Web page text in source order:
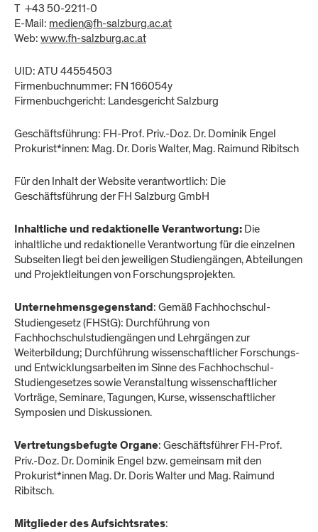
T +43 50-2211-0
E-Mail: medien@fh-salzburg.ac.at
Web:www.fh-salzburg.ac.at
UID: ATU 44554503
Firmenbuchnummer: FN 166054y
Firmenbuchgericht: Landesgericht Salzburg
Geschäftsführung: FH-Prof. Priv.-Doz. Dr. Dominik Engel
Prokurist*innen: Mag. Dr. Doris Walter, Mag. Raimund Ribitsch
Für den Inhalt der Website verantwortlich: Die
Geschäftsführung der FH Salzburg GmbH
Inhaltliche und redaktionelle Verantwortung: Die
inhaltliche und redaktionelle Verantwortung für die einzelnen
Subseiten liegt bei den jeweiligen Studiengängen, Abteilungen
und Projektleitungen von Forschungsprojekten.
Unternehmensgegenstand : Gemäß Fachhochschul-
Studiengesetz (FHStG): Durchführung von
Fachhochschulstudiengängen und Lehrgängen zur
Weiterbildung; Durchführung wissenschaftlicher Forschungs-
und Entwicklungsarbeiten im Sinne des Fachhochschul-
Studiengesetzes sowie Veranstaltung wissenschaftlicher
Vorträge, Seminare, Tagungen, Kurse, wissenschaftlicher
Symposien und Diskussionen.
Vertretungsbefugte Organe: Geschäftsführer FH-Prof.
Priv.-Doz. Dr. Dominik Engel bzw. gemeinsam mit den
Prokurist*innen Mag. Dr. Doris Walter und Mag. Raimund
Ribitsch.
Mitglieder des Aufsichtsrates: